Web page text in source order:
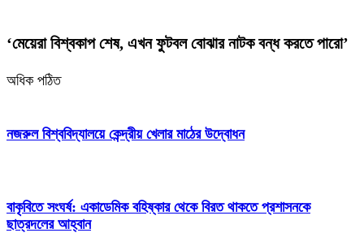
‘মেয়েরা বিশ্বকাপ শেষ, এখন ফুটবল বোঝার নাটক বন্ধ করতে পারো’
অধিক পঠিত
নজরুল বিশ্ববিদ্যালয়ে কেন্দ্রীয় খেলার মাঠের উদ্বোধন
বাকৃবিতে সংঘর্ষ: একাডেমিক বহিষ্কার থেকে বিরত থাকতে প্রশাসনকে
ছাত্রদলের আহ্বান